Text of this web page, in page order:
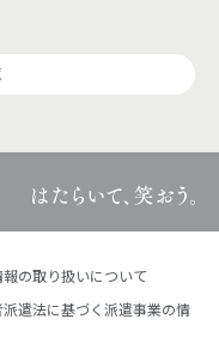
の取り扱いについて
派遣法に基づく派遣事業の情